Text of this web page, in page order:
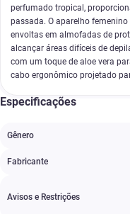
perfumado tropical,
passada. O aparelho
envoltas em almofadas de
alcançar áreas difíceis de
com um toque de aloe vera
cabo ergonômico projetado
Especificações
Gênero
Fabricante
Avisos e Restrições